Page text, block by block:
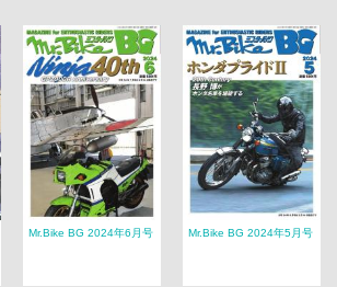
Mr.Bike BG 2024年6月号 Mr.Bike BG 2024年5月号